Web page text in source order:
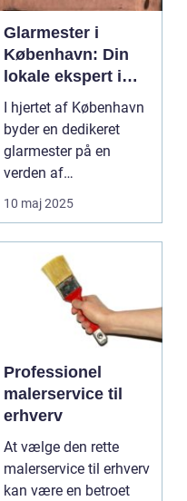
Glarmester i
København: Din
lokale ekspert i
glasløsninger
I hjertet af København
byder en dedikeret
glarmester på en
verden af
glasløsning...
10 maj 2025
Professionel
malerservice til
erhverv
At vælge den rette
malerservice til erhverv
kan være en betroet